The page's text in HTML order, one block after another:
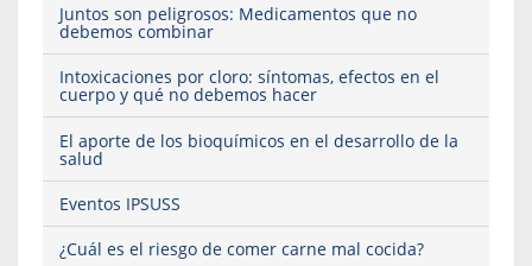
Juntos son peligrosos: Medicamentos que no
debemos combinar
Intoxicaciones por cloro: síntomas, efectos en el
cuerpo y qué no debemos hacer
El aporte de los bioquímicos en el desarrollo de la
salud
Eventos IPSUSS
¿Cuál es el riesgo de comer carne mal cocida?